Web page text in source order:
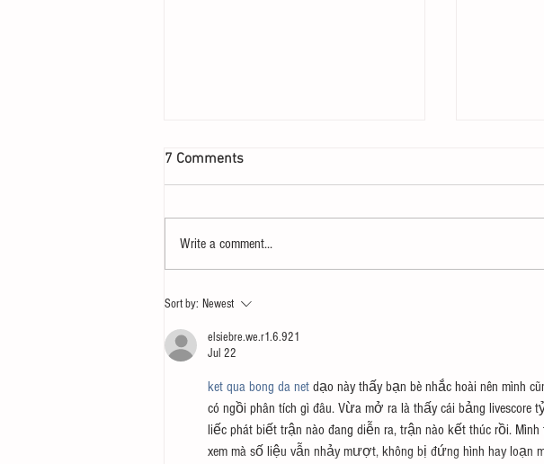
207 – Why Postliberalism
Failed with James Patterson
and Thomas Howes
7 Comments
Write a comment...
Sort by: Newest
elsiebre.we.r1.6.921
Jul 22
ket qua bong da net dạo này thấy bạn bè nhắc hoài nên mình
có ngồi phân tích gì đâu. Vừa mở ra là thấy cái bảng livescore
liếc phát biết trận nào đang diễn ra, trận nào kết thúc rồi.
xem mà số liệu vẫn nhảy mượt, không bị đứng hình hay loạn